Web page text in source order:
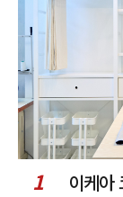
1
이케아